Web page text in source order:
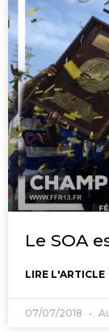
Le SOA
LIRE L'ARTICLE
07/07/2018